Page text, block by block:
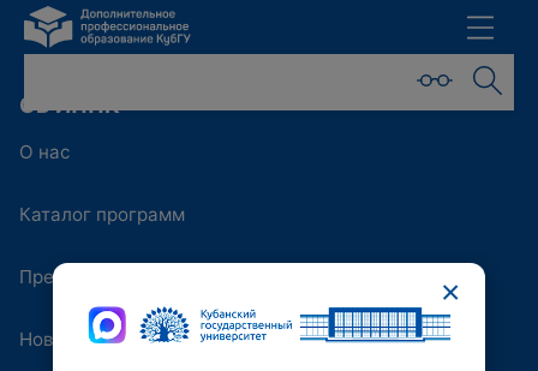
ОБ ИППК
О нас
Каталог программ
Преподаватели
Новости
×